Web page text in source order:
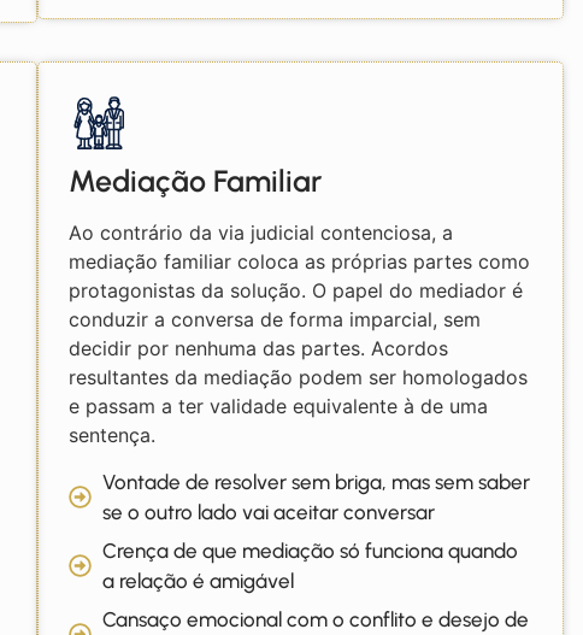
Mediação Familiar
Ao contrário da via judicial contenciosa, a
mediação familiar coloca as próprias partes como
protagonistas da solução. O papel do mediador é
conduzir a conversa de forma imparcial, sem
decidir por nenhuma das partes. Acordos
resultantes da mediação podem ser homologados
e passam a ter validade equivalente à de uma
sentença.
Vontade de resolver sem briga, mas sem saber
se o outro lado vai aceitar conversar
Crença de que mediação só funciona quando
a relação é amigável
Cansaço emocional com o conflito e desejo de